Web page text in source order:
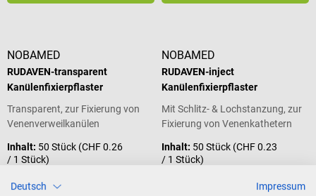
NOBAMED
RUDAVEN-transparent
Kanülenfixierpflaster
Transparent, zur Fixierung von
Venenverweilkanülen
Inhalt: 50 Stück (CHF 0.26
/ 1 Stück)
NOBAMED
RUDAVEN-inject
Kanülenfixierpflaster
Mit Schlitz- & Lochstanzung, zur
Fixierung von Venenkathetern
Inhalt: 50 Stück (CHF 0.23
/ 1 Stück)
Deutsch
Impressum